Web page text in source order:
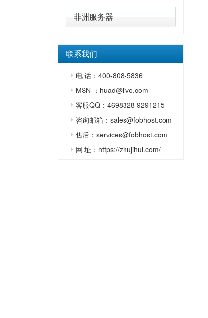
非洲服务器
联系我们
电 话：400-808-5836
MSN ：huad@live.com
客服QQ：4698328 9291215
咨询邮箱：sales@fobhost.com
售后：services@fobhost.com
网 址：https://zhujihui.com/